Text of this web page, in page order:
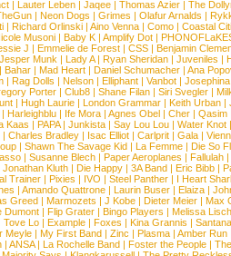
| Lauter Leben| Jaqee| Thomas Azier| The
| Neon Dogs | Grimes | Olafur Arnalds |
| Richard Orlinski| Aino Venna| Como| Coastal
Musoni | Baby K | Amplify Dot |
J | Emmelie de Forest| CSS| Benjamin
Jesper Munk | Lady A| Ryan Sheridan| Juveniles |
| Bahar | Mad Heart | Daniel Schumacher | Ana
| Rag Dolls | Nelson | Elliphant | Vanbot | Josephina
Porter | Club8 | Shane Filan | Siri Svegler |
| Hugh Laurie | London Grammar | Keith Urban |
| Harleighblu | Ife Mora | Agnes Obel | Cher | Qasim
Kaas | PAPA| Junkista | Say Lou Lou | Water Knot |
| Charles Bradley| Isac Elliot| Carlprit| Gala|
| Shawn The Savage Kid | La Femme | Die So
| Susanne Blech | Paper Aeroplanes | Fallulah |
Jonathan Kluth| Die Happy| 3A Band| Eric Bibb|
Trainer| Pixies | IVO | Steel Panther| I Heart
| Amando Quattrone | Laurin Buser | Elaiza |
Greed | Marmozets | J Kobe | Dieter Meier | Max
Dumont | Flip Grater | Bingo Players | Melissa
Tove Lo | Example | Foxes | Kina Grannis | Santana
Meyle | My First Band | Zinc | Plasma | Amber Run
| ANSA| La Rochelle Band| Foster the People|